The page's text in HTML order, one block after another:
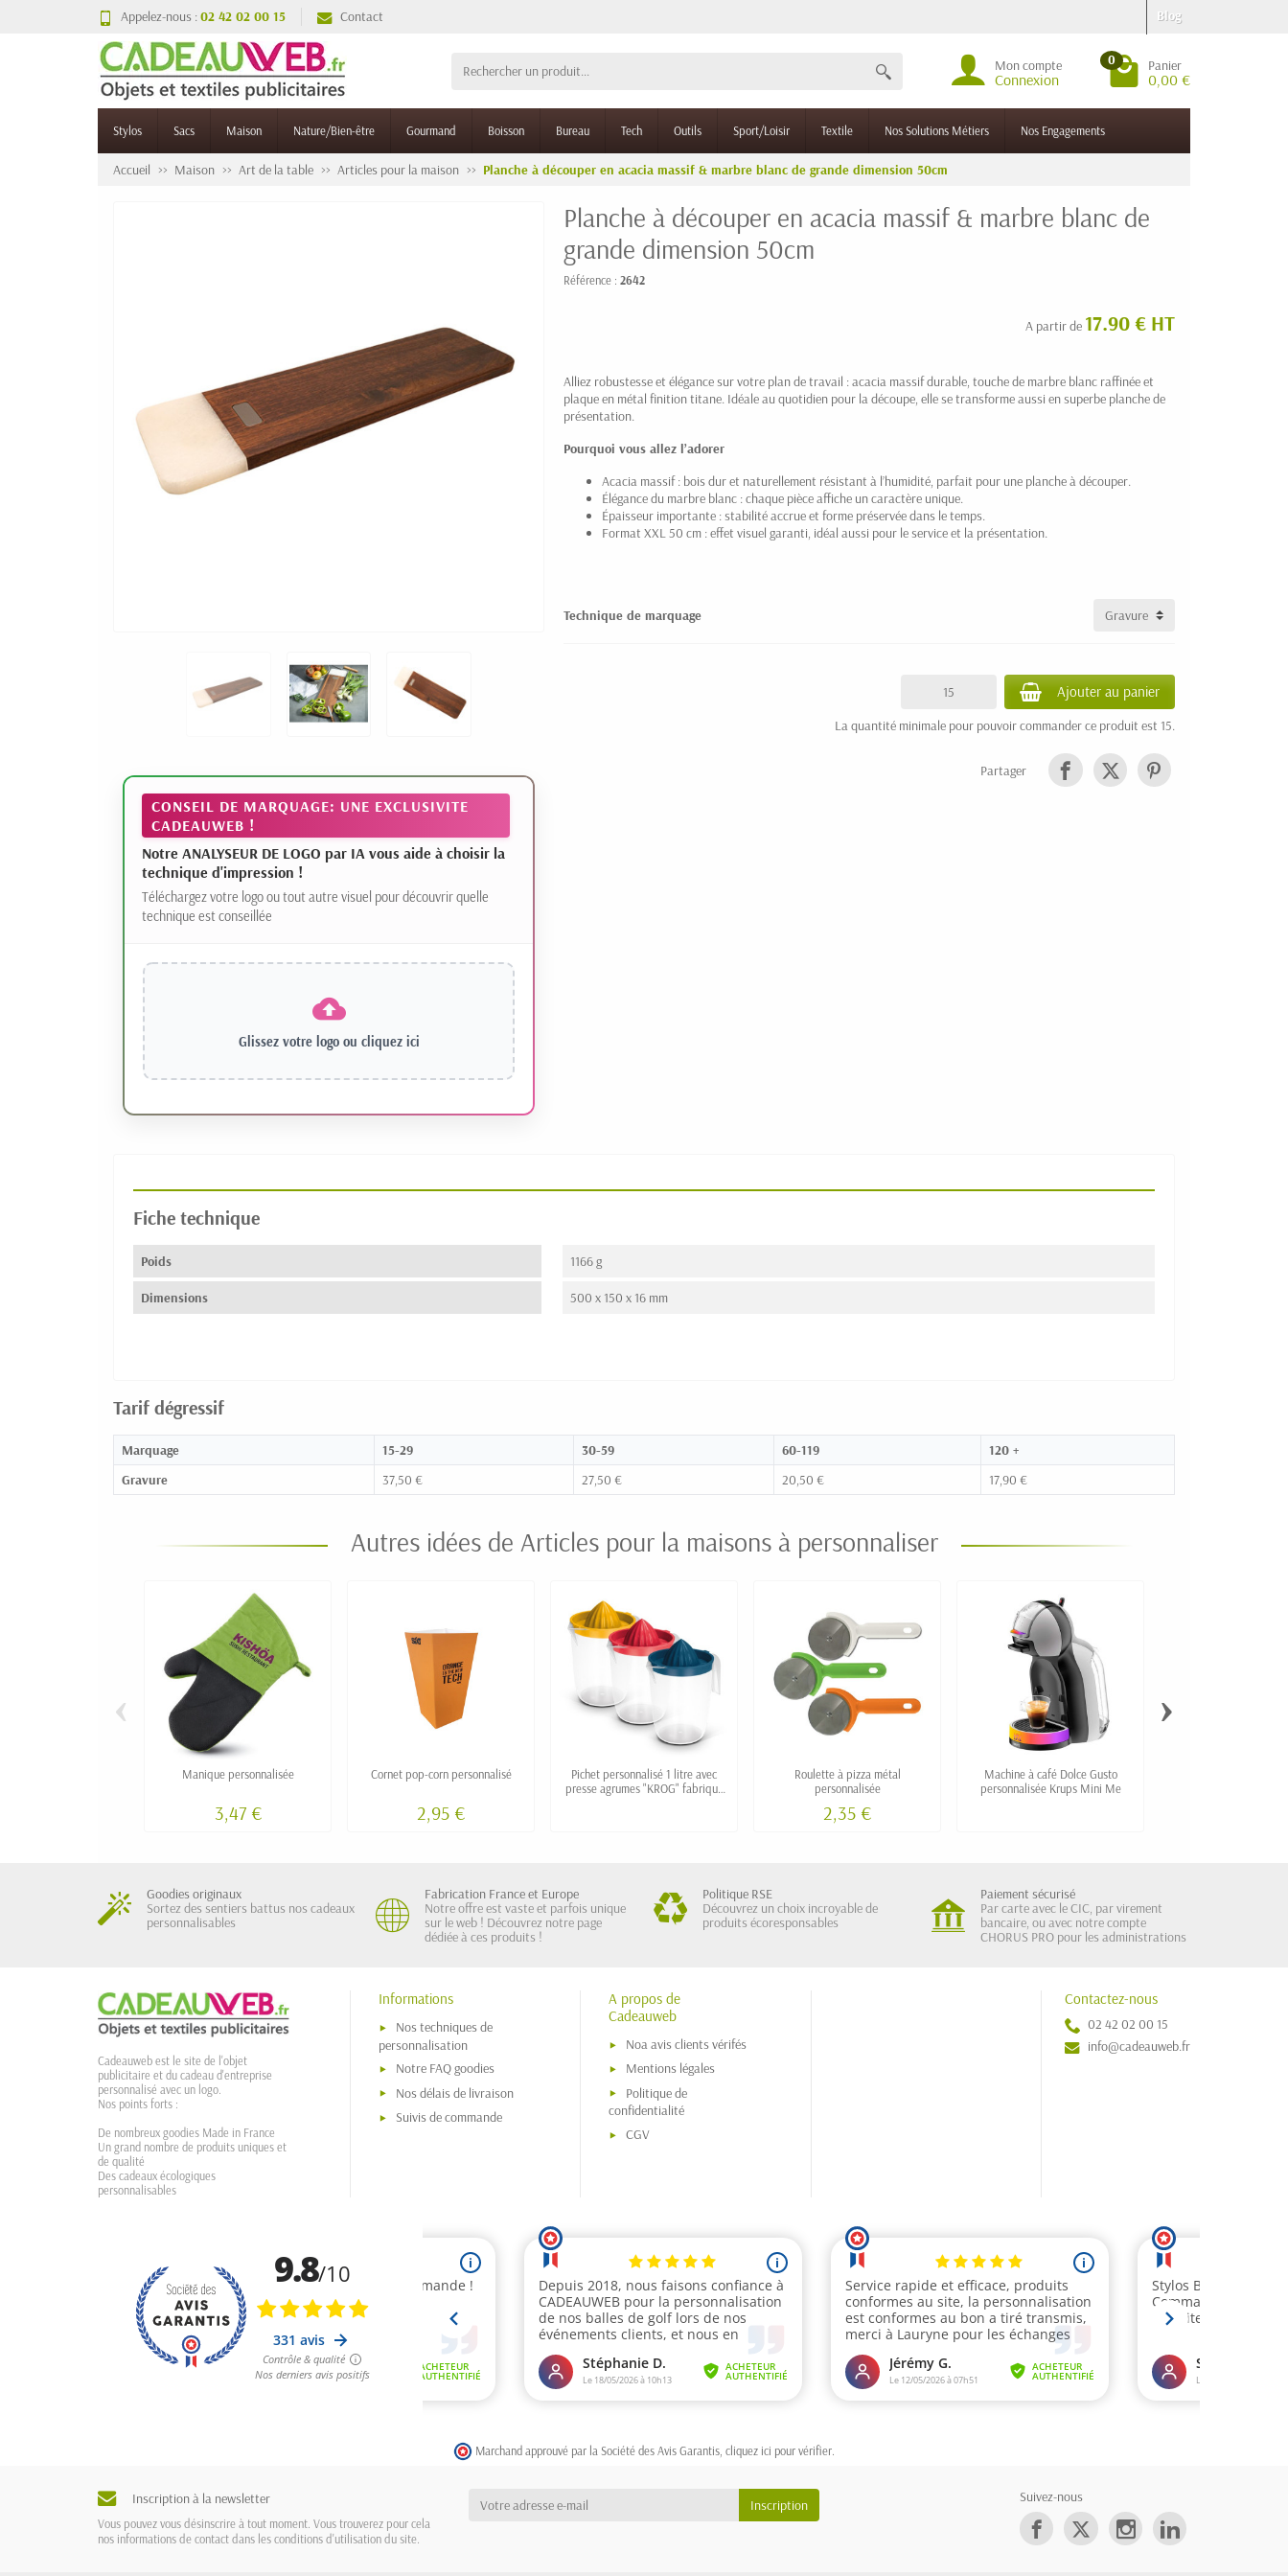
Appelez-nous :02 42 02 00 15 Contact Blog
Mon compte
Connexion
0 Panier
0,00 €
Stylos Sacs Maison Nature/Bien-être Gourmand Boisson Bureau Tech Outils Sport/Loisir Textile Nos Solutions Métiers Nos Engagements
Accueil Maison Art de la table Articles pour la maison Planche à découper en acacia massif & marbre blanc de grande dimension 50cm
CONSEIL DE MARQUAGE: UNE EXCLUSIVITE
CADEAUWEB !
Notre ANALYSEUR DE LOGO par IA vous aide à choisir la
technique d'impression !
Téléchargez votre logo ou tout autre visuel pour découvrir quelle
technique est conseillée
Glissez votre logo ou cliquez ici
Planche à découper en acacia massif & marbre blanc de
grande dimension 50cm
Référence : 2642
A partir de 17.90 € HT
Alliez robustesse et élégance sur votre plan de travail : acacia massif durable, touche de marbre blanc raffinée et
plaque en métal finition titane. Idéale au quotidien pour la découpe, elle se transforme aussi en superbe planche de
présentation.
Pourquoi vous allez l’adorer
Acacia massif : bois dur et naturellement résistant à l’humidité, parfait pour une planche à découper.
Élégance du marbre blanc : chaque pièce affiche un caractère unique.
Épaisseur importante : stabilité accrue et forme préservée dans le temps.
Format XXL 50 cm : effet visuel garanti, idéal aussi pour le service et la présentation.
Technique de marquage
Ajouter au panier
La quantité minimale pour pouvoir commander ce produit est 15.
Partager
Fiche technique
Poids 1166 g
Dimensions 500 x 150 x 16 mm
Tarif dégressif
Marquage 15-29 30-59 60-119
120 +
Gravure
37,50 € 27,50 € 20,50 € 17,90 €
Autres idées de Articles pour la maisons à personnaliser
Manique personnalisée
3,47 €
Cornet pop-corn personnalisé
2,95 €
Pichet personnalisé 1 litre avec
presse agrumes "KROG" fabriqué
Roulette à pizza métal
personnalisée
2,35 €
Machine à café Dolce Gusto
personnalisée Krups Mini Me
‹ ›
Goodies originaux
Sortez des sentiers battus nos cadeaux
personnalisables
Fabrication France et Europe
Notre offre est vaste et parfois unique
sur le web ! Découvrez notre page
dédiée à ces produits !
Politique RSE
Découvrez un choix incroyable de
produits écoresponsables
Paiement sécurisé
Par carte avec le CIC, par virement
bancaire, ou avec notre compte
CHORUS PRO pour les administrations
Cadeauweb est le site de l'objet
publicitaire et du cadeau d'entreprise
personnalisé avec un logo.
Nos points forts :
De nombreux goodies Made in France
Un grand nombre de produits uniques et
de qualité
Des cadeaux écologiques
personnalisables
Informations
Nos techniques de
personnalisation
Notre FAQ goodies
Nos délais de livraison
Suivis de commande
A propos de
Cadeauweb
Noa avis clients vérifés
Mentions légales
Politique de
confidentialité
CGV
Contactez-nous
02 42 02 00 15
info@cadeauweb.fr
Marchand approuvé par la Société des Avis Garantis, cliquez ici pour vérifier
Inscription à la newsletter
Vous pouvez vous désinscrire à tout moment. Vous trouverez pour cela
nos informations de contact dans les conditions d'utilisation du site.
Suivez-nous